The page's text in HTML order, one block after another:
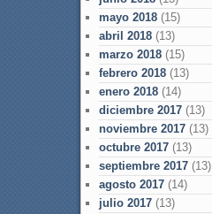
mayo 2018(15)
abril 2018(13)
marzo 2018(15)
febrero 2018(13)
enero 2018(14)
diciembre 2017(13)
noviembre 2017(13)
octubre 2017(13)
septiembre 2017(13)
agosto 2017(14)
julio 2017(13)